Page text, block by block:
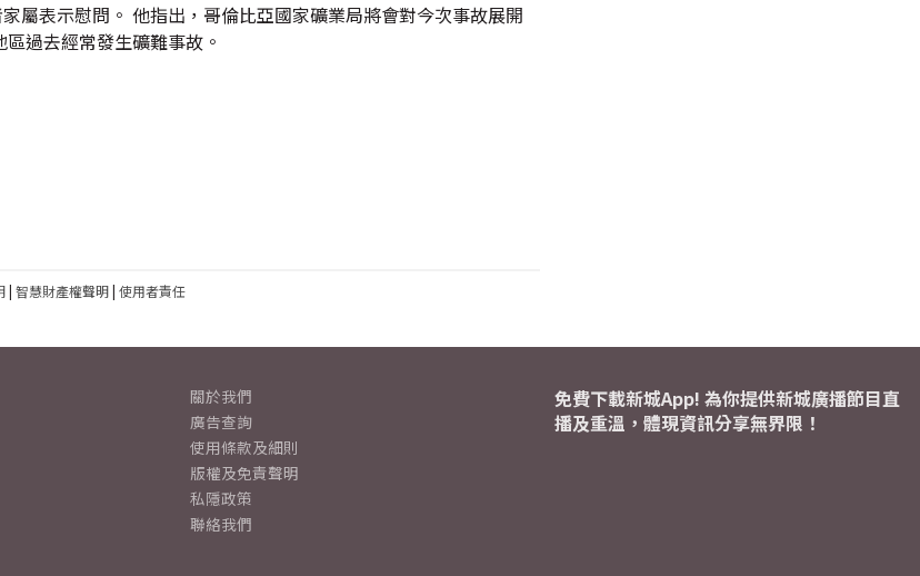
屬表示慰問。 他指出，哥倫比亞國家礦業局將會對今次事故展開
過去經常發生礦難事故。
| 智慧財產權聲明| 使用者責任
關於我們
廣告查詢
使用條款及細則
版權及免責聲明
私隱政策
聯絡我們
免費下載新城App! 為你提供新城廣播節目直
播及重溫，體現資訊分享無界限！